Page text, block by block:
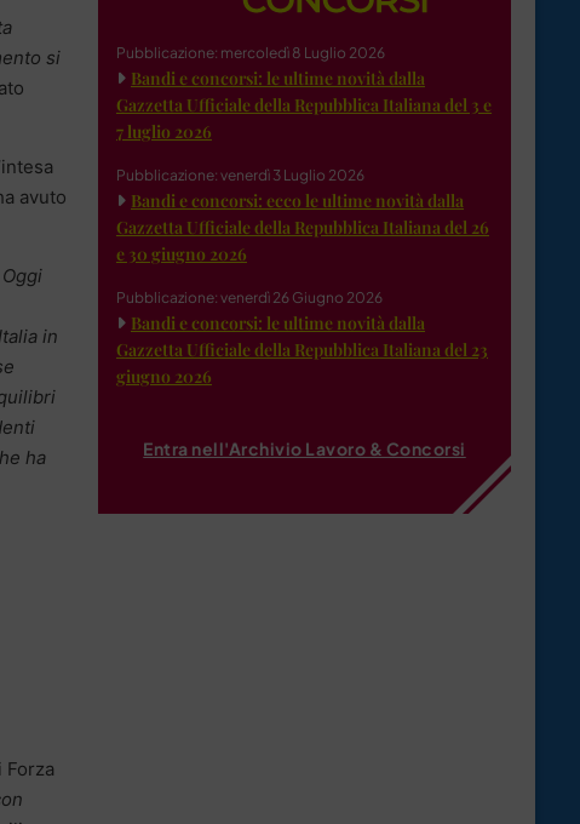
si
avuto
Oggi
in
ha
Pubblicazione: mercoledì 8 Luglio 2026
Bandi e concorsi: le ultime novità dalla
Gazzetta Ufficiale della Repubblica Italiana del 3 e
7 luglio 2026
Pubblicazione: venerdì 3 Luglio 2026
Bandi e concorsi: ecco le ultime novità dalla
Gazzetta Ufficiale della Repubblica Italiana del 26
e 30 giugno 2026
Pubblicazione: venerdì 26 Giugno 2026
Bandi e concorsi: le ultime novità dalla
Gazzetta Ufficiale della Repubblica Italiana del 23
giugno 2026
Entra nell'Archivio Lavoro & Concorsi